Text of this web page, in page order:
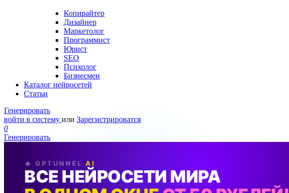
Копирайтер
Дизайнер
Маркетолог
Программист
Юрист
SEO
Психолог
Бизнесмен
Каталог нейросетей
Статьи
Генерировать
войти в систему или Зарегистрироватся
0
Генерировать
🔥 GPTUNNEL AI
ВСЕ НЕЙРОСЕТИ МИРА